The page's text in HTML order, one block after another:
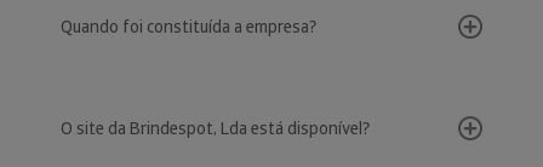
Quando foi constituída a empresa?
O site da Brindespot, Lda está disponível?